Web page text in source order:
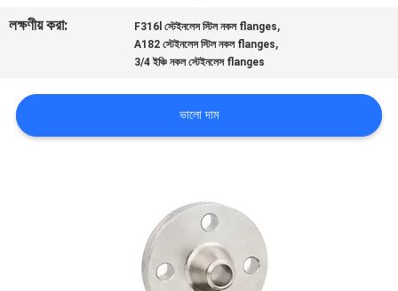
খবর
কেস
লক্ষণীয় করা:
F316l স্টেইনলেস স্টিল নকল flanges,
A182 স্টেইনলেস স্টিল নকল flanges,
3/4 ইঞ্চি নকল স্টেইনলেস flanges
ভালো দাম